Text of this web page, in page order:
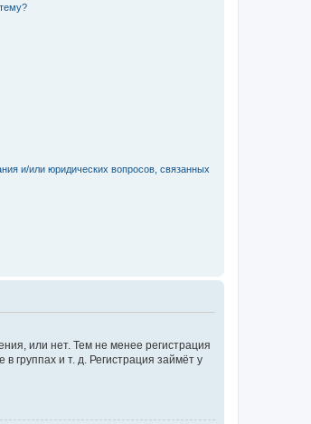
и/или юридических вопросов, связанных
или нет. Тем не менее регистрация
группах и т. д. Регистрация займёт у